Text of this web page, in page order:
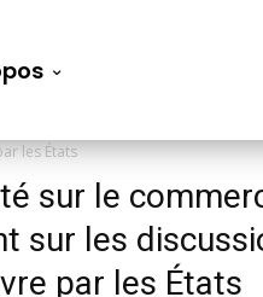
les États
sur le
sur les
par les États